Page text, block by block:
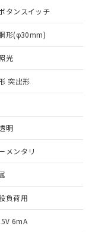
タンスイッチ
形(φ30mm)
光
突出形
明
メンタリ
負荷用
6mA